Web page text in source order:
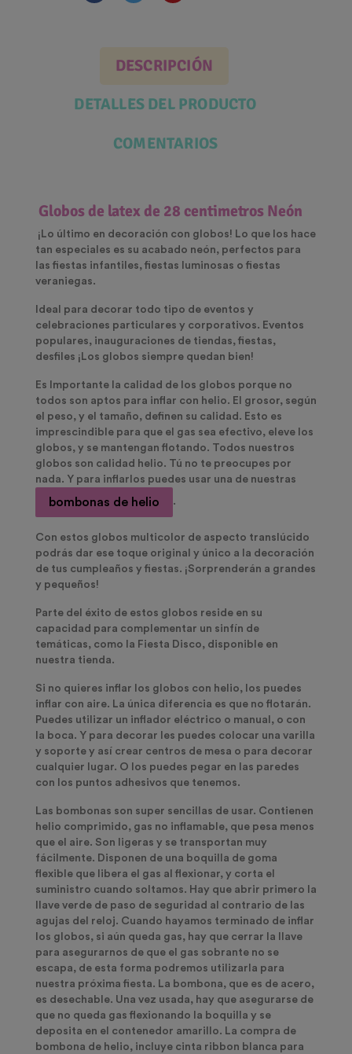
DESCRIPCIÓN
DETALLES DEL PRODUCTO
COMENTARIOS
Globos de latex de 28 centimetros Neón
¡Lo último en decoración con globos! Lo que los hace
tan especiales es su acabado neón, perfectos para
las fiestas infantiles, fiestas luminosas o fiestas
veraniegas.
Ideal para decorar todo tipo de eventos y
celebraciones particulares y corporativos. Eventos
populares, inauguraciones de tiendas, fiestas,
desfiles ¡Los globos siempre quedan bien!
Es Importante la calidad de los globos porque no
todos son aptos para inflar con helio. El grosor, según
el peso, y el tamaño, definen su calidad. Esto es
imprescindible para que el gas sea efectivo, eleve los
globos, y se mantengan flotando. Todos nuestros
globos son calidad helio. Tú no te preocupes por
nada. Y para inflarlos puedes usar una de nuestras
bombonas de helio .
Con estos globos multicolor de aspecto translúcido
podrás dar ese toque original y único a la decoración
de tus cumpleaños y fiestas. ¡Sorprenderán a grandes
y pequeños!
Parte del éxito de estos globos reside en su
capacidad para complementar un sinfín de
temáticas, como la Fiesta Disco, disponible en
nuestra tienda.
Si no quieres inflar los globos con helio, los puedes
inflar con aire. La única diferencia es que no flotarán.
Puedes utilizar un inflador eléctrico o manual, o con
la boca. Y para decorar les puedes colocar una varilla
y soporte y así crear centros de mesa o para decorar
cualquier lugar. O los puedes pegar en las paredes
con los puntos adhesivos que tenemos.
Las bombonas son super sencillas de usar. Contienen
helio comprimido, gas no inflamable, que pesa menos
que el aire. Son ligeras y se transportan muy
fácilmente. Disponen de una boquilla de goma
flexible que libera el gas al flexionar, y corta el
suministro cuando soltamos. Hay que abrir primero la
llave verde de paso de seguridad al contrario de las
agujas del reloj. Cuando hayamos terminado de inflar
los globos, si aún queda gas, hay que cerrar la llave
para asegurarnos de que el gas sobrante no se
escapa, de esta forma podremos utilizarla para
nuestra próxima fiesta. La bombona, que es de acero,
es desechable. Una vez usada, hay que asegurarse de
que no queda gas flexionando la boquilla y se
deposita en el contenedor amarillo. La compra de
bombona de helio, incluye cinta ribbon blanca para